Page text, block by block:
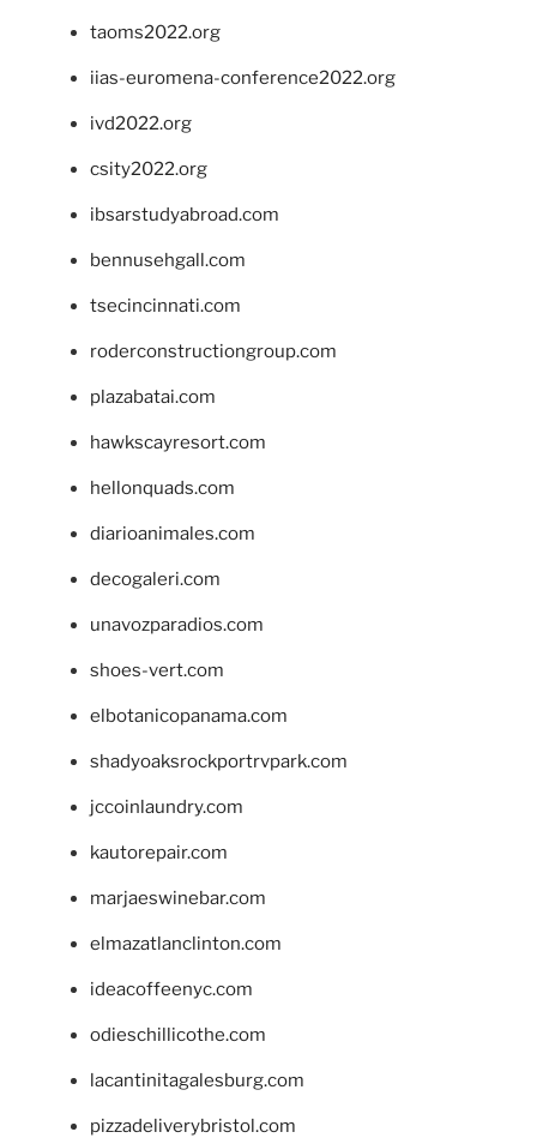
taoms2022.org
iias-euromena-conference2022.org
ivd2022.org
csity2022.org
ibsarstudyabroad.com
bennusehgall.com
tsecincinnati.com
roderconstructiongroup.com
plazabatai.com
hawkscayresort.com
hellonquads.com
diarioanimales.com
decogaleri.com
unavozparadios.com
shoes-vert.com
elbotanicopanama.com
shadyoaksrockportrvpark.com
jccoinlaundry.com
kautorepair.com
marjaeswinebar.com
elmazatlanclinton.com
ideacoffeenyc.com
odieschillicothe.com
lacantinitagalesburg.com
pizzadeliverybristol.com